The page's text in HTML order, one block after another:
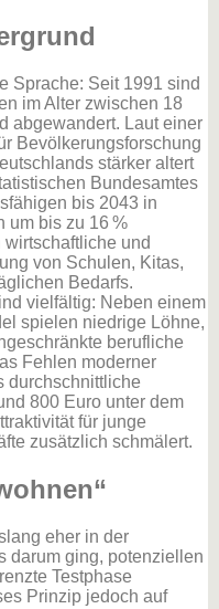
Sprache: Seit 1991 sind
im Alter zwischen 18
abgewandert. Laut einer
Bevölkerungsforschung
stärker altert
Bundesamtes
bis 2043 in
um bis zu 16 %
und
von Schulen, Kitas,
Bedarfs.
vielfältig: Neben einem
spielen niedrige Löhne,
berufliche
Fehlen moderner
durchschnittliche
800 Euro unter dem
für junge
zusätzlich schmälert.
eher in der
darum ging, potenziellen
Testphase
Prinzip jedoch auf